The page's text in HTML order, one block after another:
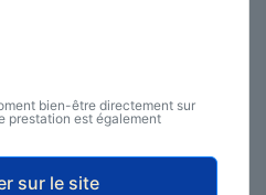
bien-être directement sur
prestation est également
sur le site